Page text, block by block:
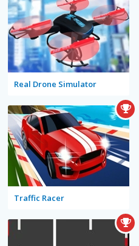
Real Drone Simulator
Traffic Racer